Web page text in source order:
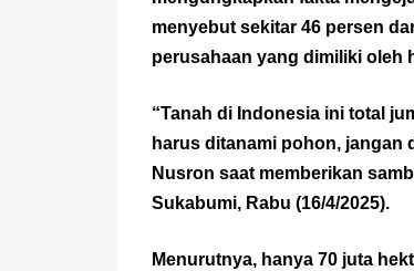
menyebut sekitar 46 persen
perusahaan yang dimiliki oleh
“Tanah di Indonesia ini total
harus ditanami pohon, jangan
Nusron saat memberikan
Sukabumi, Rabu (16/4/2025).
Menurutnya, hanya 70 juta